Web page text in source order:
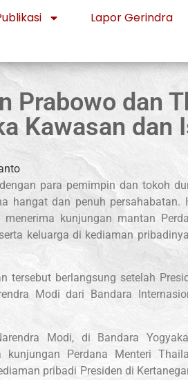
Lapor Gerindra
Prabowo dan
Kawasan dan
para pemimpin dan tokoh
hangat dan penuh persahabatan.
kunjungan mantan
keluarga di kediaman
tersebut berlangsung setelah
Modi dari Bandara
Modi, di Bandara
kunjungan Perdana Menteri
pribadi Presiden di